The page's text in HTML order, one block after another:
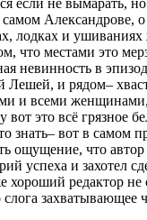
Александрове,
лодках и ушиваниях
что местами это
невинность в
Лешей, и рядом–
и всеми
вот это всё грязное
знать– вот в самом
ощущение, что автор
успеха и захотел
хороший редактор не
слога захватывающее